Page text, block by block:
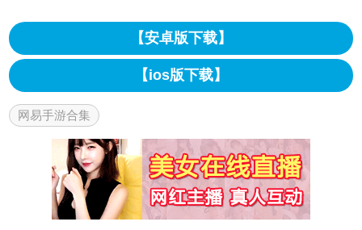
【安卓版下载】
【ios版下载】
网易手游合集